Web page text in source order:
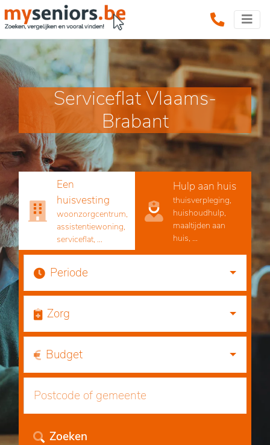
Serviceflat Vlaams-
Brabant
Een
huisvesting
woonzorgcentrum,
assistentiewoning,
serviceflat, ...
Hulp aan huis
thuisverpleging,
huishoudhulp,
maaltijden aan
huis, ...
Periode
Zorg
Budget
Zoeken